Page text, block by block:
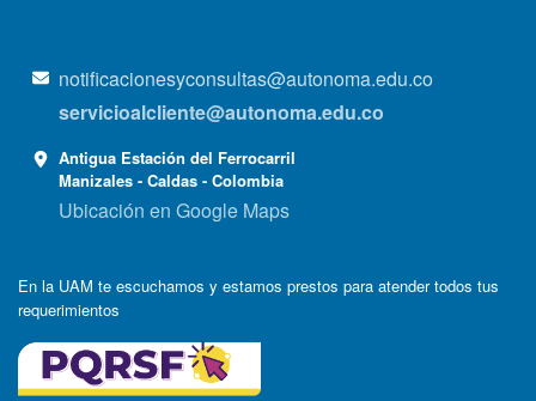
notificacionesyconsultas@autonoma.edu.co
servicioalcliente@autonoma.edu.co
Antigua Estación del Ferrocarril
Manizales - Caldas - Colombia
Ubicación en Google Maps
En la UAM te escuchamos y estamos prestos para atender todos tus
requerimientos